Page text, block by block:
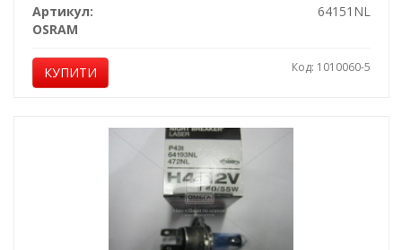
Артикул:
64151NL
OSRAM
КУПИТИ Код: 1010060-5